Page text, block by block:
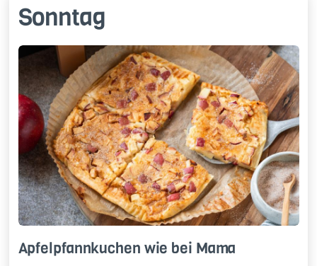
Sonntag
Ap­fel­pfann­ku­chen wie bei Mama